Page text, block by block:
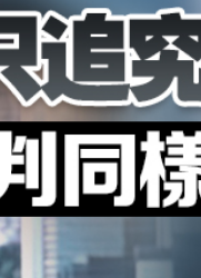
約18億元
萬億 利潤總額近
玩法
黎智英求情 罪證如
獨立委員會工作 李